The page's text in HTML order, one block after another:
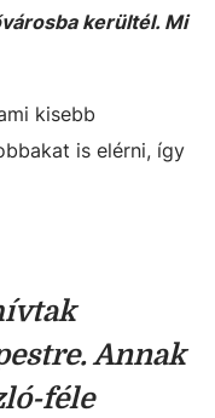
kerültél. Mi
kisebb
is elérni, így
Annak
féle